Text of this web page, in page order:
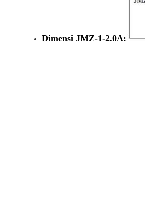
Dimensi JMZ-1-2.0A: